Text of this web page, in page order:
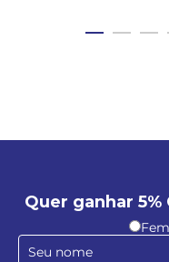
Quer ganhar